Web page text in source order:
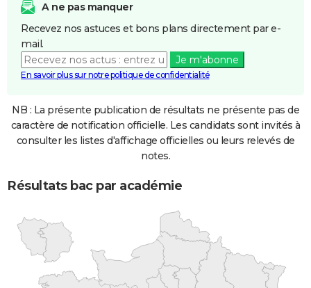
A ne pas manquer
Recevez nos astuces et bons plans directement par e-
mail.
Je m'abonne
En savoir plus sur notre politique de confidentialité
NB : La présente publication de résultats ne présente pas de
caractère de notification officielle. Les candidats sont invités à
consulter les listes d'affichage officielles ou leurs relevés de
notes.
Résultats bac par académie